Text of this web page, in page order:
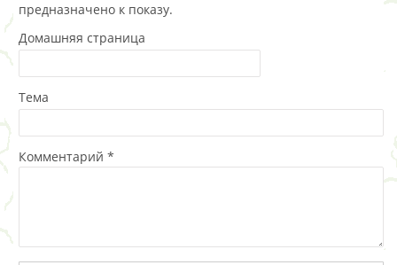
предназначено к показу.
Домашняя страница
Тема
Комментарий *